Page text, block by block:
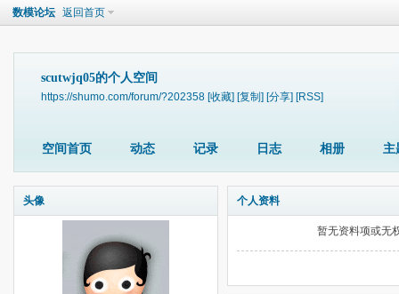
数模论坛 返回首页
scutwjq05的个人空间
https://shumo.com/forum/?202358 [收藏] [复制] [分享] [RSS]
空间首页 动态 记录 日志 相册 主
头像 个人资料
暂无资料项或无